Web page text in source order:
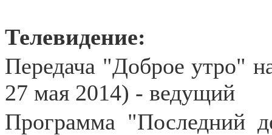
Телевидение:
Передача "Доброе утро"
27 мая 2014) - ведущий
Программа "Последний